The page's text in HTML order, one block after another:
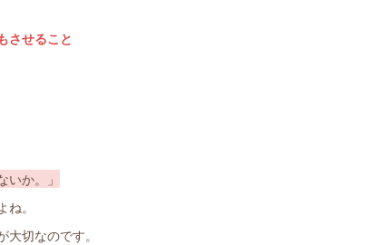
させること
いか。」
。
切なのです。